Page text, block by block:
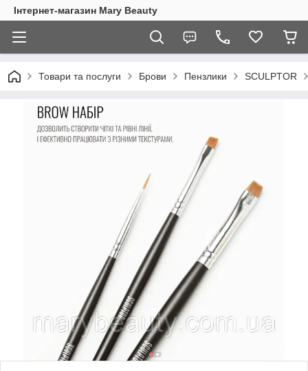
Інтернет-магазин Mary Beauty
Товари та послуги Брови Пензлики SCULPTOR